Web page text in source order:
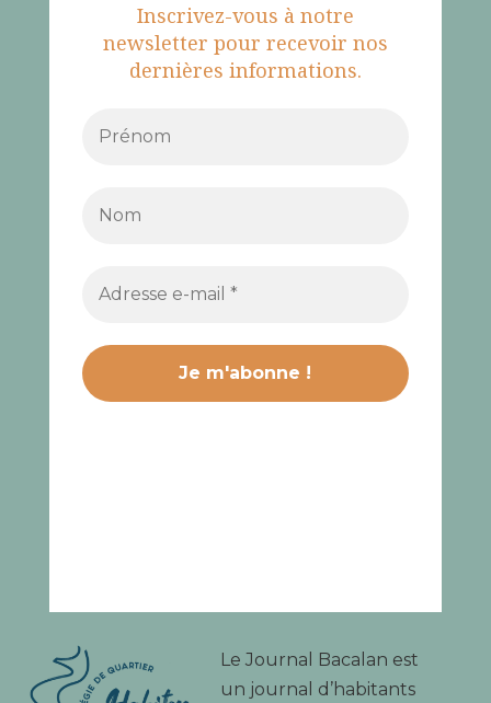
Inscrivez-vous à notre
newsletter pour recevoir nos
dernières informations.
Le Journal Bacalan est
un journal d’habitants